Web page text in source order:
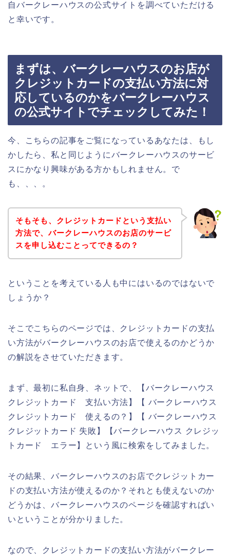
自バークレーハウスの公式サイトを調べていただける
と幸いです。
まずは、バークレーハウスのお店が
クレジットカードの支払い方法に対
応しているのかをバークレーハウス
の公式サイトでチェックしてみた！
今、こちらの記事をご覧になっているあなたは、もし
かしたら、私と同じようにバークレーハウスのサービ
スにかなり興味がある方かもしれません。で
も、、、。
そもそも、クレジットカードという支払い
方法で、バークレーハウスのお店のサービ
スを申し込むことってできるの？
ということを考えている人も中にはいるのではないで
しょうか？
そこでこちらのページでは、クレジットカードの支払
い方法がバークレーハウスのお店で使えるのかどうか
の解説をさせていただきます。
まず、最初に私自身、ネットで、【バークレーハウス
クレジットカード 支払い方法】【 バークレーハウス
クレジットカード 使えるの？】【 バークレーハウス
クレジットカード 失敗】【バークレーハウス クレジッ
トカード エラー】という風に検索をしてみました。
その結果、バークレーハウスのお店でクレジットカー
ドの支払い方法が使えるのか？それとも使えないのか
どうかは、バークレーハウスのページを確認すればい
いということが分かりました。
なので、クレジットカードの支払い方法がバークレー